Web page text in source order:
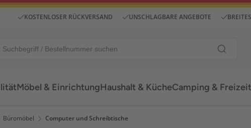
KOSTENLOSER RÜCKVERSAND UNSCHLAGBARE ANGEBOTE
Möbel & EinrichtungHaushalt & KücheCamping & Freizeit
Büromöbel Computer und Schreibtische